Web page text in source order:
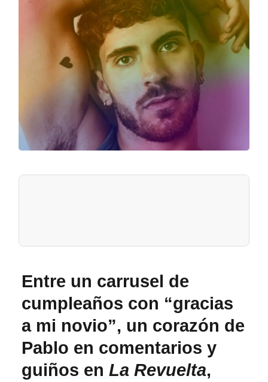
Entre un carrusel de
cumpleaños con “gracias
a mi novio”, un corazón de
Pablo en comentarios y
guiños enLa Revuelta,